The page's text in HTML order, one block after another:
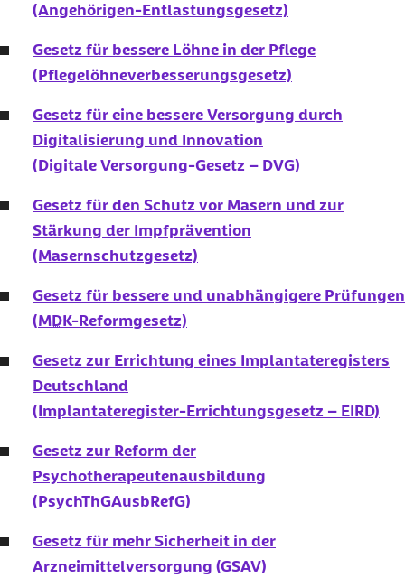
(Angehörigen-Entlastungsgesetz)
Gesetz für bessere Löhne in der Pflege
(Pflegelöhneverbesserungsgesetz)
Gesetz für eine bessere Versorgung durch
Digitalisierung und Innovation
(Digitale Versorgung-Gesetz – DVG)
Gesetz für den Schutz vor Masern und zur
Stärkung der Impfprävention
(Masernschutzgesetz)
Gesetz für bessere und unabhängigere Prüfungen
(MDK-Reformgesetz)
Gesetz zur Errichtung eines Implantateregisters
Deutschland
(Implantateregister-Errichtungsgesetz – EIRD)
Gesetz zur Reform der
Psychotherapeutenausbildung
(PsychThGAusbRefG)
Gesetz für mehr Sicherheit in der
Arzneimittelversorgung (GSAV)